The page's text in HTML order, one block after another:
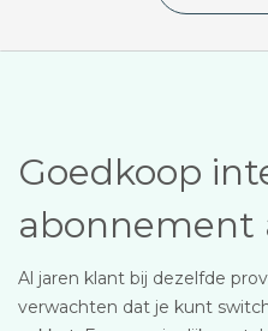
Goedkoop
abonnement
Al jaren klant bij dezelfde
verwachten dat je kunt